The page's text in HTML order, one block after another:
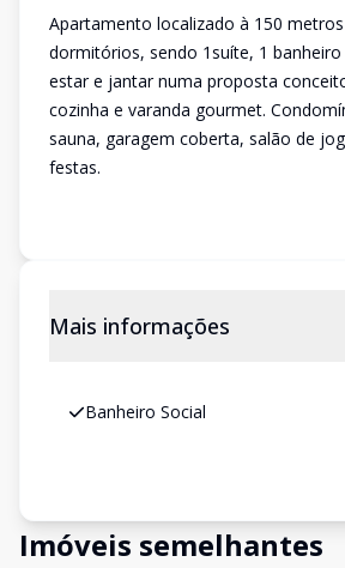
Apartamento localizado à 150
dormitórios, sendo 1suíte, 1 banheiro
estar e jantar numa proposta
cozinha e varanda gourmet.
sauna, garagem coberta, salão de
festas.
Mais informações
Banheiro Social
Imóveis semelhantes